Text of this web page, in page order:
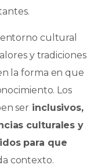
entorno cultural
y tradiciones
la forma en que
Los
ser inclusivos,
culturales y
para que
contexto.